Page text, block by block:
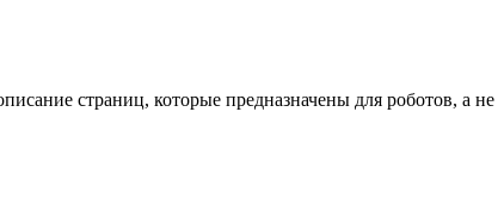
страниц, которые предназначены для роботов, а не